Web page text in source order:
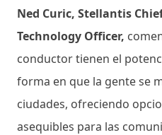
Ned Curic, Stellantis
Technology Officer,
conductor tienen el
forma en que la gente se
ciudades, ofreciendo
asequibles para las